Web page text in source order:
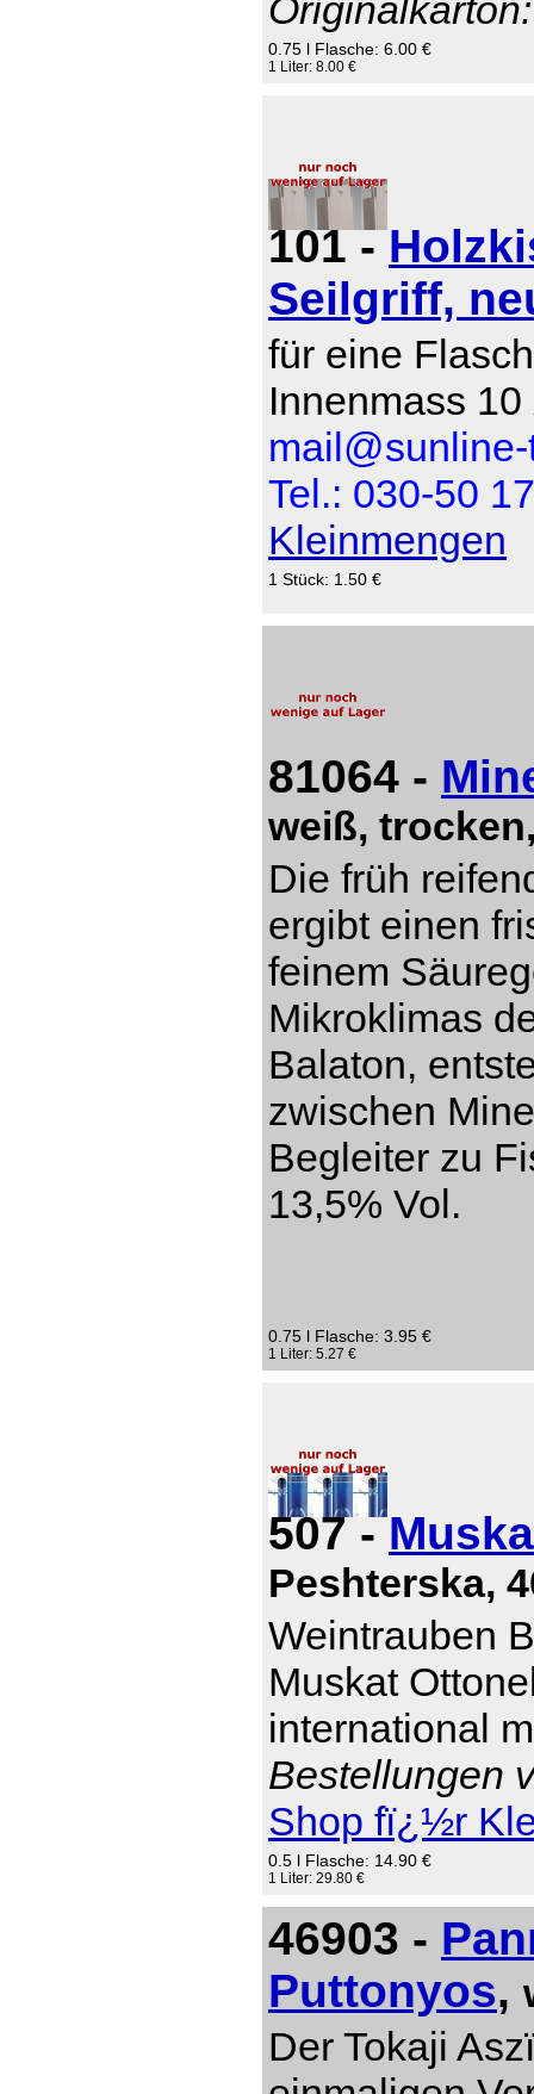
Originalkarton:
0.75 l Flasche: 6.00 €
1 Liter: 8.00 €
101 -
Seilgriff,
für eine
Innenmass
Tel.: 030-50
Kleinmengen
1 Stück: 1.50 €
81064 -
weiß,
Die früh
ergibt einen
feinem
Mikroklimas
Balaton,
zwischen
Begleiter zu
13,5% Vol.
0.75 l Flasche: 3.95 €
1 Liter: 5.27 €
507 -
Peshterska,
Weintrauben
Muskat
international
Bestellungen
Shop fï¿½r
0.5 l Flasche: 14.90 €
1 Liter: 29.80 €
46903 -
Puttonyos,
Der Tokaji